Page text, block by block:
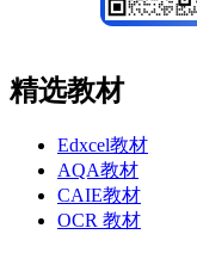
精选教材
Edxcel教材
AQA教材
CAIE教材
OCR 教材